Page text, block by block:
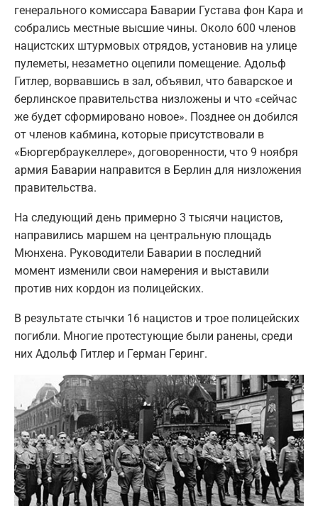
генерального комиссара Баварии Густава фон Кара и
собрались местные высшие чины. Около 600 членов
нацистских штурмовых отрядов, установив на улице
пулеметы, незаметно оцепили помещение. Адольф
Гитлер, ворвавшись в зал, объявил, что баварское и
берлинское правительства низложены и что «сейчас
же будет сформировано новое». Позднее он добился
от членов кабмина, которые присутствовали в
«Бюргербраукеллере», договоренности, что 9 ноября
армия Баварии направится в Берлин для низложения
правительства.
На следующий день примерно 3 тысячи нацистов,
направились маршем на центральную площадь
Мюнхена. Руководители Баварии в последний
момент изменили свои намерения и выставили
против них кордон из полицейских.
В результате стычки 16 нацистов и трое полицейских
погибли. Многие протестующие были ранены, среди
них Адольф Гитлер и Герман Геринг.